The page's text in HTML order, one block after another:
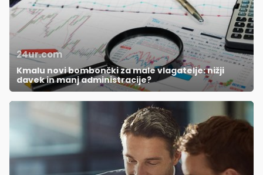
24ur.com
Kmalu novi bombončki za male vlagatelje: nižji
davek in manj administracije?